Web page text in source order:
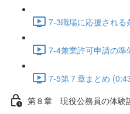
7-3職場に応援される
7-4兼業許可申請の
7-5第７章まとめ
第８章 現役公務員の体験